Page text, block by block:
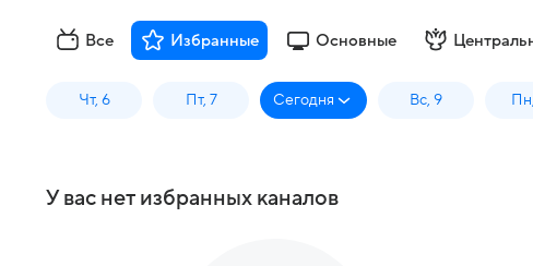
Все Избранные Основные
Чт, 6 Пт, 7 Сегодня Вс, 9
У вас нет избранных каналов